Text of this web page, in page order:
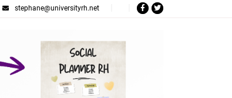
stephane@universityrh.net